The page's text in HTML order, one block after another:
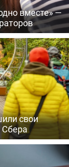
вместе» —
свои